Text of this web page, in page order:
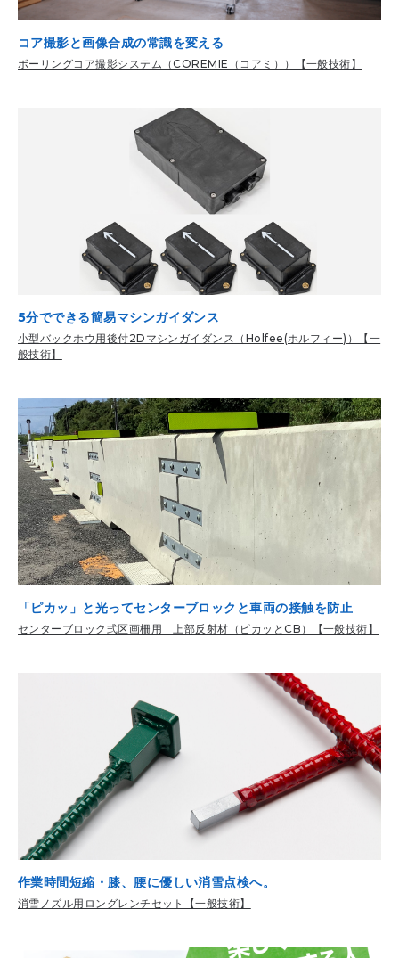
コア撮影と画像合成の常識を変える
ボーリングコア撮影システム（COREMIE（コアミ））【一般技術】
5分でできる簡易マシンガイダンス
小型バックホウ用後付2Dマシンガイダンス（Holfee(ホルフィー)）【一
般技術】
「ピカッ」と光ってセンターブロックと車両の接触を防止
センターブロック式区画柵用 上部反射材（ピカッとCB）【一般技術】
作業時間短縮・膝、腰に優しい消雪点検へ。
消雪ノズル用ロングレンチセット【一般技術】